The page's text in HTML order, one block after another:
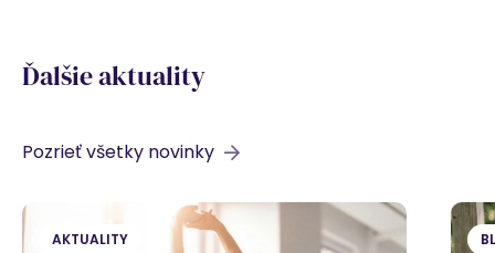
Ďalšie aktuality
Pozrieť všetky novinky
AKTUALITY